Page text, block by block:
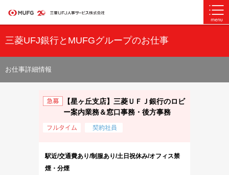
三菱UFJ銀行とMUFGグループのお仕事
お仕事詳細情報
【星ヶ丘支店】三菱ＵＦＪ銀行のロビ
ー案内業務＆窓口事務・後方事務
駅近/交通費あり/制服あり/土日祝休み/オフィス禁
煙・分煙